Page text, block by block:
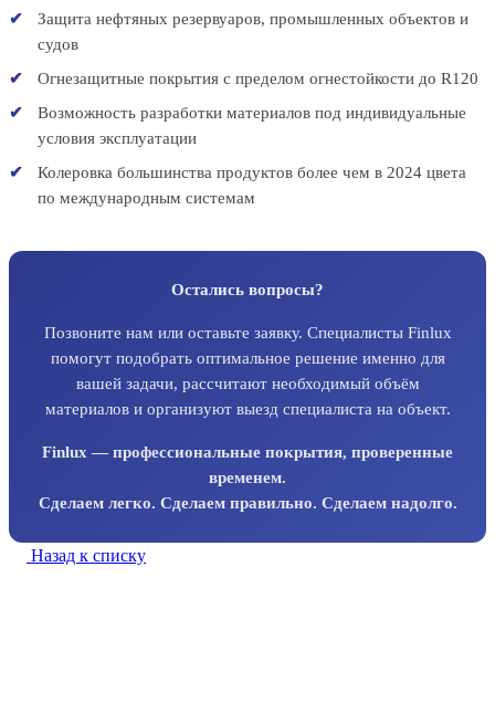
Защита нефтяных резервуаров, промышленных объектов и
судов
Огнезащитные покрытия с пределом огнестойкости до R120
Возможность разработки материалов под индивидуальные
условия эксплуатации
Колеровка большинства продуктов более чем в 2024 цвета
по международным системам
Остались вопросы?
Позвоните нам или оставьте заявку. Специалисты Finlux
помогут подобрать оптимальное решение именно для
вашей задачи, рассчитают необходимый объём
материалов и организуют выезд специалиста на объект.
Finlux — профессиональные покрытия, проверенные
временем.
Сделаем легко. Сделаем правильно. Сделаем надолго.
Назад к списку